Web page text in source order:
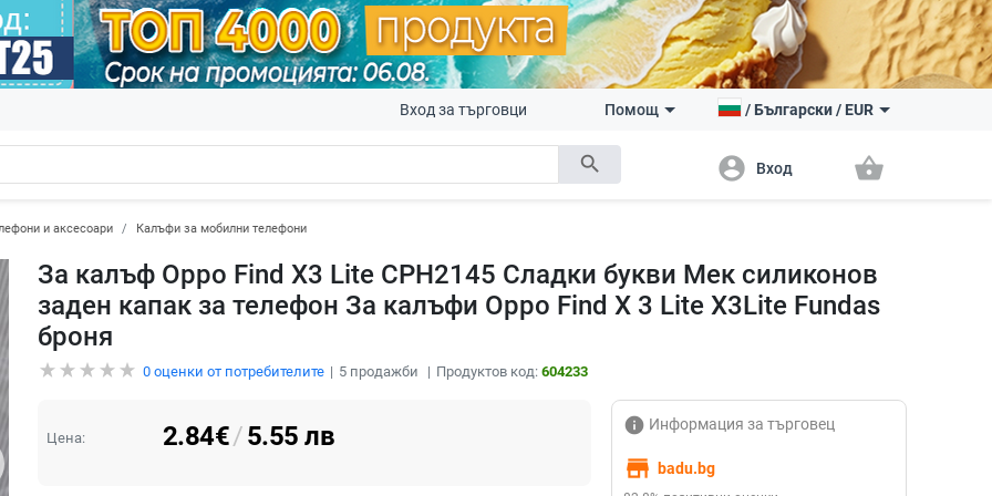
search
Вход за търговци Помощ /Български/ EUR
account_circle Вход shopping_basket
и аксесоари Калъфи за мобилни телефони
За калъф Oppo Find X3 Lite CPH2145 Сладки букви Мек силиконов
заден капак за телефон За калъфи Oppo Find X 3 Lite X3Lite Fundas
броня
0оценки от потребителите 5продажби Продуктов код: 604233
Цена: 2.84€/5.55 лв info Информация за търговец
store badu.bg